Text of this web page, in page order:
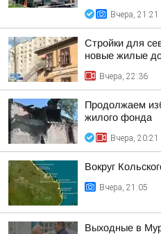
Вчера, 21:21
Стройки для
новые жилые
Вчера, 22:36
Продолжаем
жилого фонда
Вчера, 20:21
Вокруг
Вчера, 21:05
Выходные в